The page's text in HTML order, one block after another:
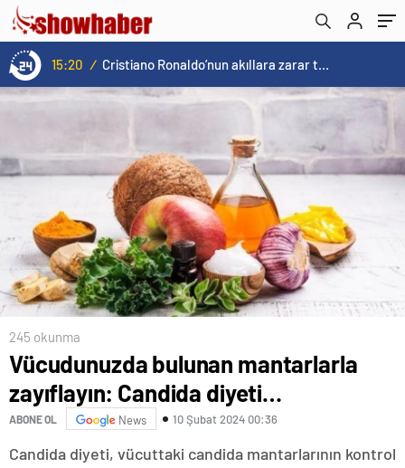
15:20 / Cristiano Ronaldo’nun akıllara zarar tüm kariyerinin istatistiğini çıkardık !
245 okunma
Vücudunuzda bulunan mantarlarla
zayıflayın: Candida diyeti…
ABONE OL News 10 Şubat 2024 00:36
Candida diyeti, vücuttaki candida mantarlarının kontrol